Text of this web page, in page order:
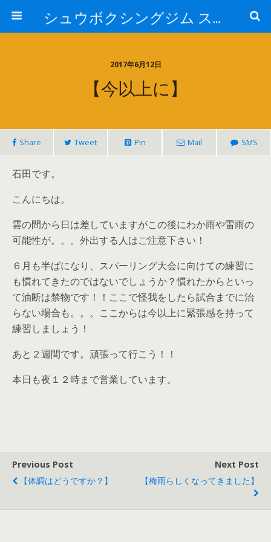
シュウボクシングジム スタッフブログ
2017年6月12日
【今以上に】
Share Tweet Pin Mail SMS
石田です。
こんにちは。
雲の間から日は差していますがこの後にわか雨や雷雨の
可能性が。。。外出する人はご注意下さい！
６月も半ばになり、スパーリング大会に向けての練習に
も慣れてきたのではないでしょうか？慣れたからといっ
て油断は禁物です！！ここで怪我をしたら試合までに治
らない場合も。。。ここからは今以上に緊張感を持って
練習しましょう！
あと２週間です。頑張って行こう！！
本日も夜１２時まで営業しています。
Previous Post
【体調はどうですか？】
Next Post
【梅雨らしくなってきました】